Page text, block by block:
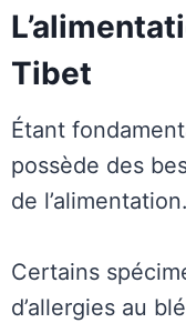
Tibet
Étant
possède des
de l’alimentation.
Certains
d’allergies au